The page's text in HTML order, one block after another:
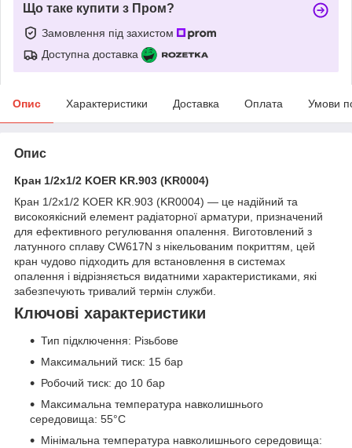
Що таке купити з Пром?
Замовлення під захистом
Доступна доставка
Опис Характеристики Доставка Оплата Умови
Опис
Кран 1/2x1/2 KOER KR.903 (KR0004)
Кран 1/2x1/2 KOER KR.903 (KR0004) — це надійний та
високоякісний елемент радіаторної арматури, призначений
для ефективного регулювання опалення. Виготовлений з
латунного сплаву CW617N з нікельованим покриттям, цей
кран чудово підходить для встановлення в системах
опалення і відрізняється видатними характеристиками, які
забезпечують тривалий термін служби.
Ключові характеристики
Тип підключення: Різьбове
Максимальний тиск: 15 бар
Робочий тиск: до 10 бар
Максимальна температура навколишнього
середовища: 55°C
Мінімальна температура навколишнього середовища: